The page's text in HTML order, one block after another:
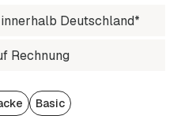
Deutschland*
Rechnung
Basic